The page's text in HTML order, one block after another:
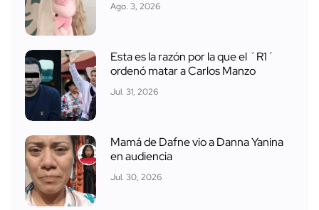
Ago. 3, 2026
Esta es la razón por la que el ´R1´
ordenó matar a Carlos Manzo
Jul. 31, 2026
Mamá de Dafne vio a Danna Yanina
en audiencia
Jul. 30, 2026